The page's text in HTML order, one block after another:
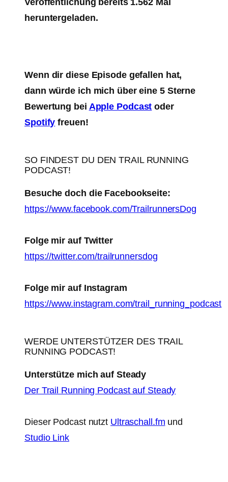
heruntergeladen.
Wenn dir diese Episode gefallen hat,
dann würde ich mich über eine 5 Sterne
Bewertung bei Apple Podcast oder
Spotify freuen!
SO FINDEST DU DEN TRAIL RUNNING
PODCAST!
Besuche doch die Facebookseite:
https://www.facebook.com/TrailrunnersDog
Folge mir auf Twitter
https://twitter.com/trailrunnersdog
Folge mir auf Instagram
https://www.instagram.com/trail_running_podcast
WERDE UNTERSTÜTZER DES TRAIL
RUNNING PODCAST!
Unterstütze mich auf Steady
Der Trail Running Podcast auf Steady
Dieser Podcast nutzt Ultraschall.fm und
Studio Link